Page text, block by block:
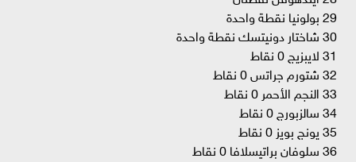
29 بولونيا نقطة واحدة
30 شاختار دونيتسك نقطة واحدة
31 لايبزيج 0 نقاط
32 شتورم جراتس 0 نقاط
33 النجم الأحمر 0 نقاط
34 سالزبورج 0 نقاط
35 يونج بويز 0 نقاط
36 سلوفان براتيسلافا 0 نقاط